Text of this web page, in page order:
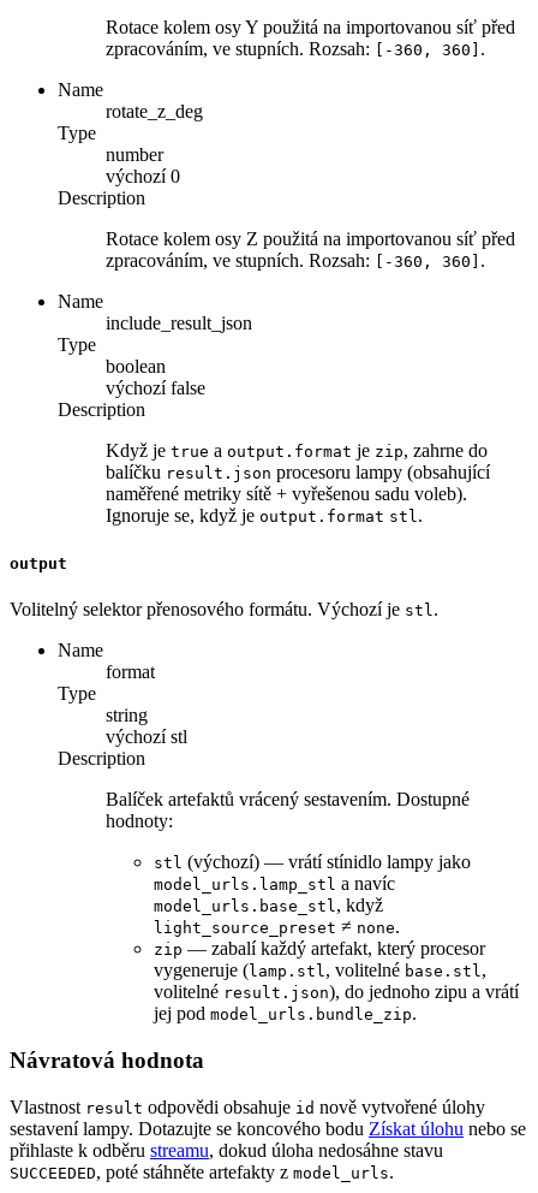
Rotace kolem osy Y použitá na importovanou síť před
zpracováním, ve stupních. Rozsah: [-360, 360] .
Name
rotate_z_deg
Type
number
výchozí 0
Description
Rotace kolem osy Z použitá na importovanou síť před
zpracováním, ve stupních. Rozsah: [-360, 360] .
Name
include_result_json
Type
boolean
výchozí false
Description
Když je true a output.format je zip, zahrne do
balíčku result.json procesoru lampy (obsahující
naměřené metriky sítě + vyřešenou sadu voleb).
Ignoruje se, když je output.format stl .
output
Volitelný selektor přenosového formátu. Výchozí je stl.
Name
format
Type
string
výchozí stl
Description
Balíček artefaktů vrácený sestavením. Dostupné
hodnoty:
stl (výchozí) — vrátí stínidlo lampy jako
model_urls.lamp_stl a navíc
model_urls.base_stl, když
light_source_preset ≠ none.
zip — zabalí každý artefakt, který procesor
vygeneruje (lamp.stl, volitelné base.stl,
volitelné result.json), do jednoho zipu a vrátí
jej pod model_urls.bundle_zip.
Návratová hodnota
Vlastnost result odpovědi obsahuje id nově vytvořené úlohy
sestavení lampy. Dotazujte se koncového bodu Získat úlohu nebo se
přihlaste k odběru streamu, dokud úloha nedosáhne stavu
SUCCEEDED, poté stáhněte artefakty z model_urls.